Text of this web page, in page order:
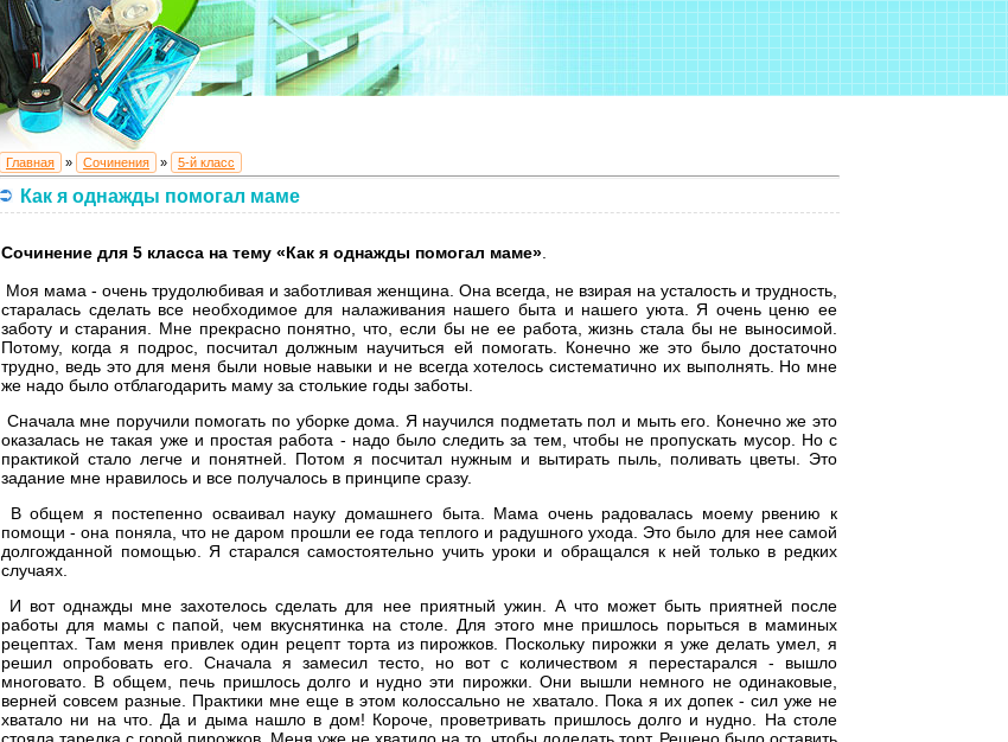
Главная » Сочинения » 5-й класс
Как я однажды помогал маме
Сочинение для 5 класса на тему «Как я однажды помогал маме»
Моя мама - очень трудолюбивая и заботливая женщина. Она всегда, не взирая на усталость и трудность,
старалась сделать все необходимое для налаживания нашего быта и нашего уюта. Я очень ценю ее
заботу и старания. Мне прекрасно понятно, что, если бы не ее работа, жизнь стала бы не выносимой.
Потому, когда я подрос, посчитал должным научиться ей помогать. Конечно же это было достаточно
трудно, ведь это для меня были новые навыки и не всегда хотелось систематично их выполнять. Но мне
же надо было отблагодарить маму за столькие годы заботы.
Сначала мне поручили помогать по уборке дома. Я научился подметать пол и мыть его. Конечно же это
оказалась не такая уже и простая работа - надо было следить за тем, чтобы не пропускать мусор. Но с
практикой стало легче и понятней. Потом я посчитал нужным и вытирать пыль, поливать цветы. Это
задание мне нравилось и все получалось в принципе сразу.
В общем я постепенно осваивал науку домашнего быта. Мама очень радовалась моему рвению к
помощи - она поняла, что не даром прошли ее года теплого и радушного ухода. Это было для нее самой
долгожданной помощью. Я старался самостоятельно учить уроки и обращался к ней только в редких
случаях.
И вот однажды мне захотелось сделать для нее приятный ужин. А что может быть приятней после
работы для мамы с папой, чем вкуснятинка на столе. Для этого мне пришлось порыться в маминых
рецептах. Там меня привлек один рецепт торта из пирожков. Поскольку пирожки я уже делать умел, я
решил опробовать его. Сначала я замесил тесто, но вот с количеством я перестарался - вышло
многовато. В общем, печь пришлось долго и нудно эти пирожки. Они вышли немного не одинаковые,
верней совсем разные. Практики мне еще в этом колоссально не хватало. Пока я их допек - сил уже не
хватало ни на что. Да и дыма нашло в дом! Короче, проветривать пришлось долго и нудно. На столе
стояла тарелка с горой пирожков. Меня уже не хватило на то, чтобы доделать торт. Решено было оставить